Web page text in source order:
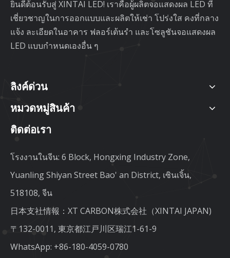
ยินดีต้อนรับสู่ XINTAI LED! เราคือผู้ผลิตจอแสดงผล LED ที่
เชี่ยวชาญในการออกแบบและผลิตให้เช่า โปร่งใส คงที่กลาง
แจ้ง ละเอียดในอาคาร ฟลอร์เต้นรำ และโซลูชันจอแสดงผล
LED แบบกำหนดเองอื่น ๆ
ลิงค์ด่วน
หมวดหมู่สินค้า
ติดต่อเรา
โรงงานในจีน: 6 Block, Hongxing Industry Zone,
Yuanling Shiyan Street Bao' an District, เซินเจิ้น,
518108, จีน
日本支社情報：XT CARBON株式会社（XINTAI JAPAN)
〒132-0011, 東京都江戸川区瑞江1-61-9
WhatsApp: +86-180-4059-0780